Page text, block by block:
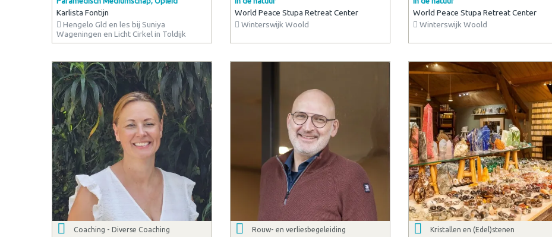
Karlista Fontijn
Hengelo Gld en les bij Suniya
Wageningen en Licht Cirkel in Toldijk
World Peace Stupa Retreat Center
Winterswijk Woold
World Peace Stupa Retreat Center
Winterswijk Woold
Coaching - Diverse Coaching Rouw- en verliesbegeleiding Kristallen en (Edel)stenen